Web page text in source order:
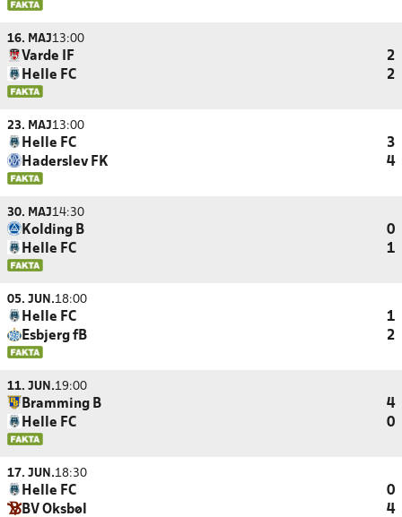
16. MAJ13:00
Varde IF
2
Helle FC
2
23. MAJ13:00
Helle FC
3
Haderslev FK
4
30. MAJ14:30
Kolding B
0
Helle FC
1
05. JUN.18:00
Helle FC
1
Esbjerg fB
2
11. JUN.19:00
Bramming B
4
Helle FC
0
17. JUN.18:30
Helle FC
0
BV Oksbøl
4